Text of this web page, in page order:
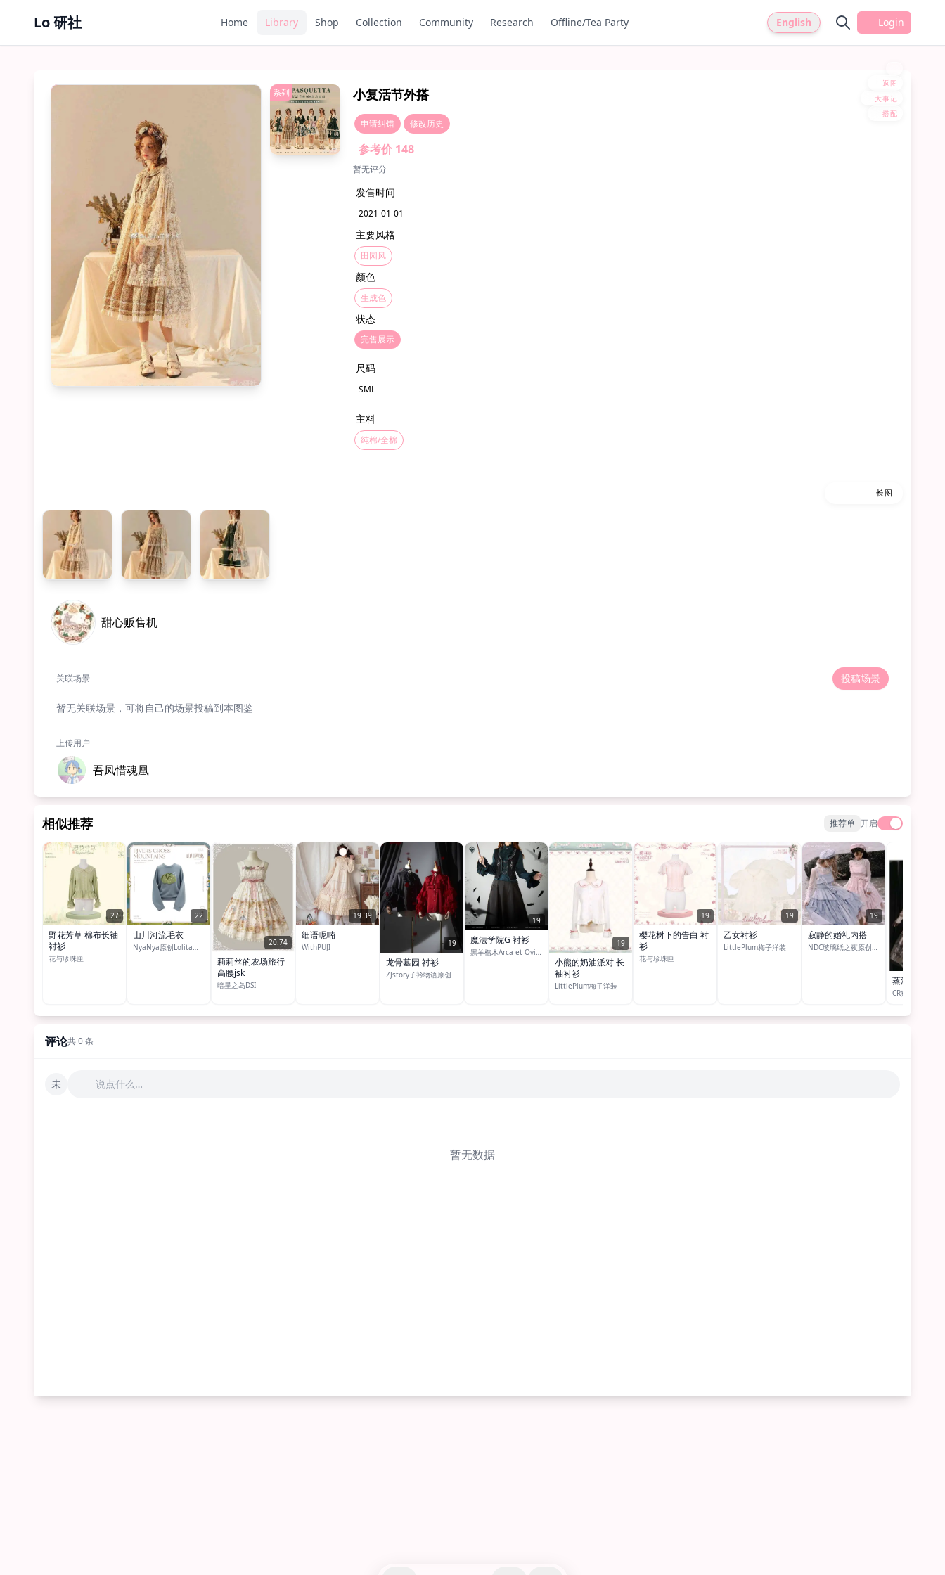
Lo 研社 Home Library Shop Collection Community Research Offline/Tea Party English Login
返图
大事记
搭配
系列 小复活节外搭
申请纠错 修改历史
参考价 148
暂无评分
发售时间
2021-01-01
主要风格
田园风
颜色
生成色
状态
完售展示
尺码
SML
主料
纯棉/全棉
长图
甜心贩售机
关联场景 投稿场景
暂无关联场景，可将自己的场景投稿到本图鉴
上传用户
吾凤惜魂凰
相似推荐 推荐单 开启
27
野花芳草 棉布长袖
衬衫
花与珍珠匣
22
山川河流毛衣
20.74
莉莉丝的农场旅行
高腰jsk
暗星之岛DSI
19.39
细语呢喃
WithPUJI 19
龙骨墓园 衬衫
ZJstory子衿物语原创
19
魔法学院G 衬衫 19
小熊的奶油派对 长
袖衬衫
LittlePlum梅子洋装
19
樱花树下的告白 衬
衫
花与珍珠匣
19
乙女衬衫
LittlePlum梅子洋装
19
寂静的婚礼内搭
蒸汽姬 内衬
CR猫咪罗曼史
评论共 0 条
未 说点什么…
暂无数据